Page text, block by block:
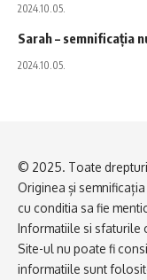
2024.10.05.
Sarah – semnificația
2024.10.05.
© 2025. Toate
Originea și
cu conditia sa fie
Informatiile si sfaturile
Site-ul nu poate fi
informatiile sunt